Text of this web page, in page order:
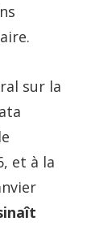
sur la
et à la